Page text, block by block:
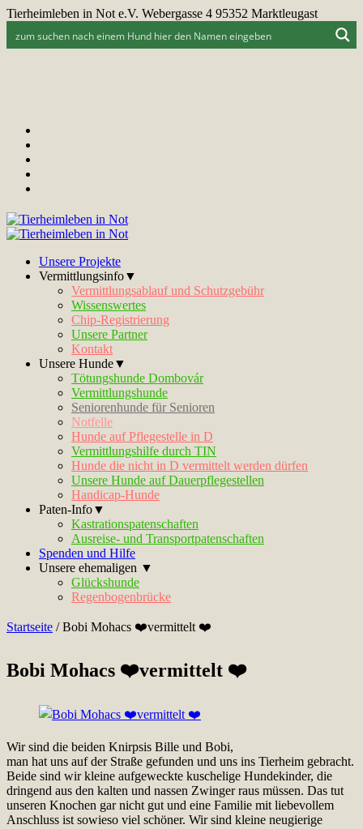
Tierheimleben in Not e.V. Webergasse 4 95352 Marktleugast
Unsere Projekte
Vermittlungsinfo▼
Vermittlungsablauf und Schutzgebühr
Wissenswertes
Chip-Registrierung
Unsere Partner
Kontakt
Unsere Hunde▼
Tötungshunde Dombovár
Vermittlungshunde
Seniorenhunde für Senioren
Notfelle
Hunde auf Pflegestelle in D
Vermittlungshilfe durch TIN
Hunde die nicht in D vermittelt werden dürfen
Unsere Hunde auf Dauerpflegestellen
Handicap-Hunde
Paten-Info▼
Kastrationspatenschaften
Ausreise- und Transportpatenschaften
Spenden und Hilfe
Unsere ehemaligen ▼
Glückshunde
Regenbogenbrücke
Startseite /Bobi Mohacs ❤️vermittelt ❤️
Bobi Mohacs ❤️vermittelt ❤️
Wir sind die beiden Knirpsis Bille und Bobi,
man hat uns auf der Straße gefunden und uns ins Tierheim gebracht.
Beide sind wir kleine aufgeweckte kuschelige Hundekinder, die
dringend aus den kalten und nassen Zwinger raus müssen. Das tut
unseren Knochen gar nicht gut und eine Familie mit liebevollem
Anschluss ist sowieso viel schöner. Wir sind kleine neugierige